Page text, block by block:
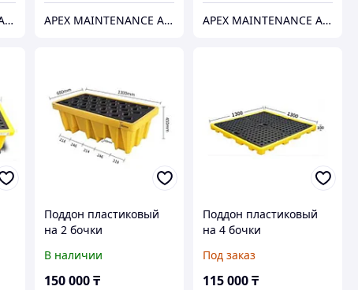
APEX MAINTENANCE AND SUPPLY SOLUTIONS APEX MAINTENANCE AND SUPPLY SOLUTIONS APEX MAINTENANCE AND SUPPLY SOLUTIONS
Поддон пластиковый
на 2 бочки
HealthRun
В наличии
150 000 ₸
Поддон пластиковый
на 4 бочки
HealthRun
Под заказ
115 000₸